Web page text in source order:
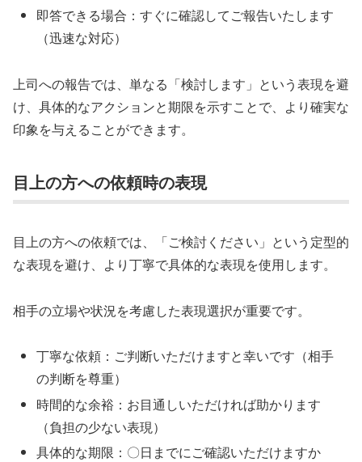
即答できる場合：すぐに確認してご報告いたします
（迅速な対応）
上司への報告では、単なる「検討します」という表現を避
け、具体的なアクションと期限を示すことで、より確実な
印象を与えることができます。
目上の方への依頼時の表現
目上の方への依頼では、「ご検討ください」という定型的
な表現を避け、より丁寧で具体的な表現を使用します。
相手の立場や状況を考慮した表現選択が重要です。
丁寧な依頼：ご判断いただけますと幸いです（相手
の判断を尊重）
時間的な余裕：お目通しいただければ助かります
（負担の少ない表現）
具体的な期限：〇日までにご確認いただけますか